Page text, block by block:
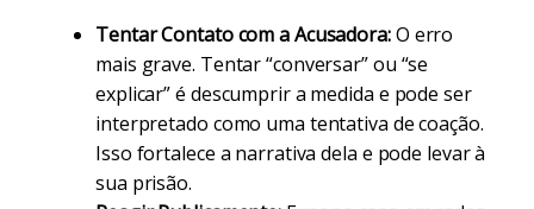
Tentar Contato com a Acusadora:O erro
mais grave. Tentar “conversar” ou “se
explicar” é descumprir a medida e pode ser
interpretado como uma tentativa de coação.
Isso fortalece a narrativa dela e pode levar à
sua prisão.